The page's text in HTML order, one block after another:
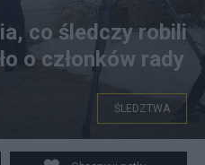
policji przed siedzibą
co śledczy robili
o członków rady
ŚLEDZTWA